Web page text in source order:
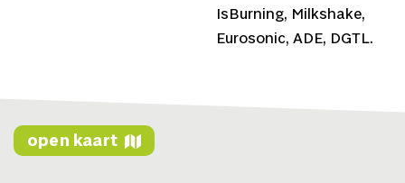
IsBurning, Milkshake,
Eurosonic, ADE, DGTL.
open kaart